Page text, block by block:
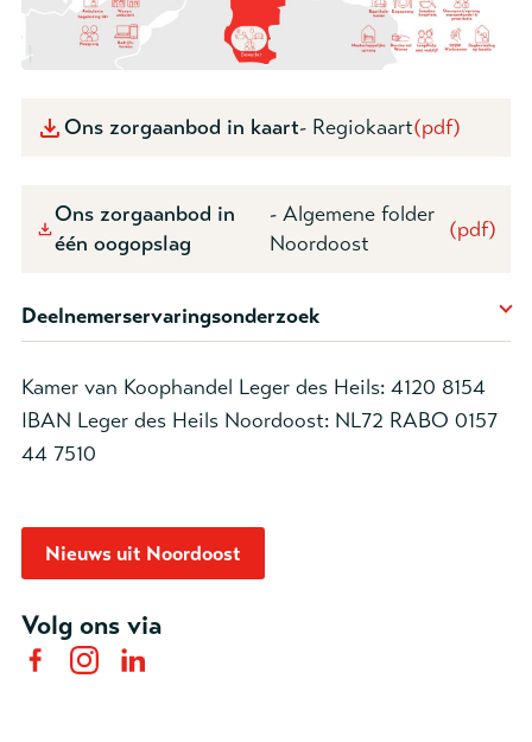
Ons zorgaanbod in kaart- Regiokaart(pdf)
Ons zorgaanbod in
één oogopslag
- Algemene folder
Noordoost
(pdf)
Deelnemerservaringsonderzoek
Kamer van Koophandel Leger des Heils: 4120 8154
IBAN Leger des Heils Noordoost: NL72 RABO 0157
44 7510
Nieuws uit Noordoost
Volg ons via